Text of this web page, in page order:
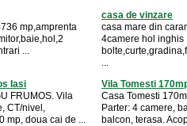
mp,amprenta
...
casa de vinzare
casa mare din
4camere hol inghis
...
Iasi
FRUMOS. Vila
CT/nivel,
mp, doua cai de ...
Vila Tomesti
Casa Tomesti
Parter: 4 camere,
balcon, terasa.